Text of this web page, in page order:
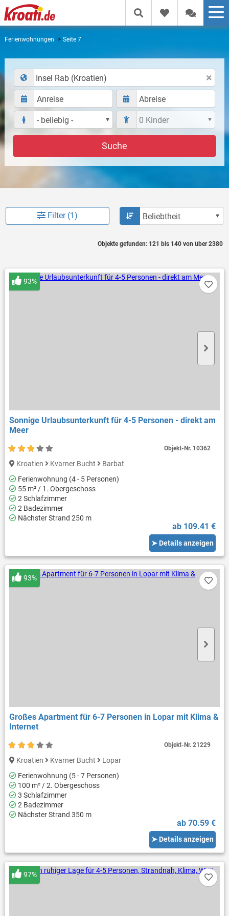
Ferienwohnungen Seite 7
Insel Rab (Kroatien)
Suche
Filter (1)
Objekte gefunden: 121 bis 140 von über 2380
Sonnige Urlaubsunterkunft für 4-5 Personen - direkt am
Meer
93%
Kroatien Kvarner Bucht
Barbat
Ferienwohnung (4 - 5 Personen)
55 m² / 1. Obergeschoss
2 Schlafzimmer
2 Badezimmer
Nächster Strand 250 m
ab 109.41 €
➤ Details anzeigen
Objekt-Nr. 10362
Großes Apartment für 6-7 Personen in Lopar mit Klima &
Internet
93%
Kroatien Kvarner Bucht
Lopar
Ferienwohnung (5 - 7 Personen)
100 m² / 2. Obergeschoss
3 Schlafzimmer
2 Badezimmer
Nächster Strand 350 m
ab 70.59 €
➤ Details anzeigen
Objekt-Nr.21229
97%